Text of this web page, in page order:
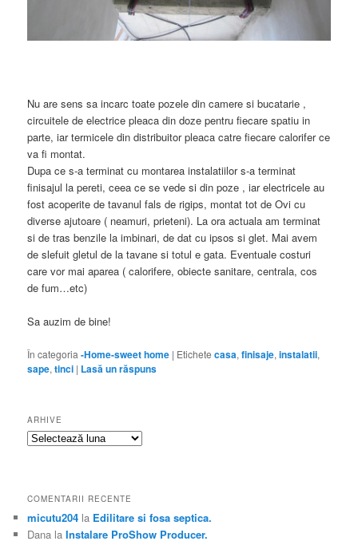
Nu are sens sa incarc toate pozele din camere si bucatarie ,
circuitele de electrice pleaca din doze pentru fiecare spatiu in
parte, iar termicele din distribuitor pleaca catre fiecare calorifer ce
va fi montat.
Dupa ce s-a terminat cu montarea instalatiilor s-a terminat
finisajul la pereti, ceea ce se vede si din poze , iar electricele au
fost acoperite de tavanul fals de rigips, montat tot de Ovi cu
diverse ajutoare ( neamuri, prieteni). La ora actuala am terminat
si de tras benzile la imbinari, de dat cu ipsos si glet. Mai avem
de slefuit gletul de la tavane si totul e gata. Eventuale costuri
care vor mai aparea ( calorifere, obiecte sanitare, centrala, cos
de fum…etc)
Sa auzim de bine!
În categoria -Home-sweet home | Etichete casa,finisaje,instalatii,
sape,tinci | Lasă un răspuns
ARHIVE
Arhive
COMENTARII RECENTE
micutu204 la Edilitare si fosa septica.
Dana laInstalare ProShow Producer.